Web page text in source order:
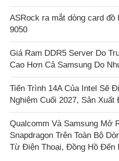
ASRock ra mắt dòng card đồ
9050
Giá Ram DDR5 Server Do
Cao Hơn Cả Samsung Do
Tiến Trình 14A Của Intel Sẽ
Nghiệm Cuối 2027, Sản Xuất
Qualcomm Và Samsung Mở
Snapdragon Trên Toàn Bộ
Từ Điện Thoại, Đồng Hồ Đến